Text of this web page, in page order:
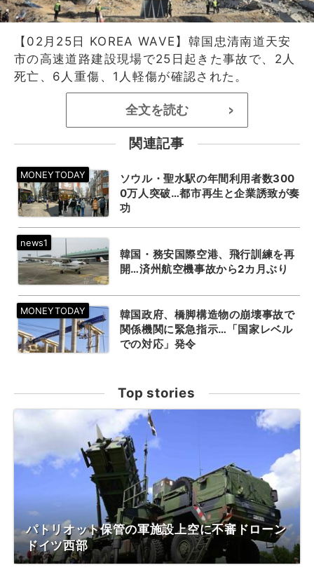
【02月25日 KOREA WAVE】韓国忠清南道天安
市の高速道路建設現場で25日起きた事故で、2人
死亡、6人重傷、1人軽傷が確認された。
全文を読む >
関連記事
ソウル・聖水駅の年間利用者数300
0万人突破…都市再生と企業誘致が奏
功
韓国・務安国際空港、飛行訓練を再
開…済州航空機事故から2カ月ぶり
韓国政府、橋脚構造物の崩壊事故で
関係機関に緊急指示…「国家レベル
での対応」発令
Top stories
パトリオット保管の軍施設上空に不審ドローン
ドイツ西部